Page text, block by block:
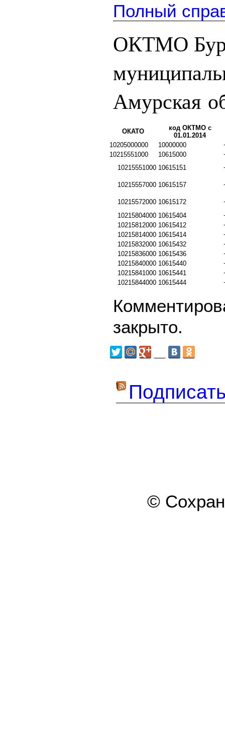
Полный
ОКТМО
Амурская
ОКАТО
код ОКТМО с
01.01.2014
10205000000
10000000
10215551000
10615000
10215551000 10615151
10215557000 10615157
10215572000 10615172
10215804000 10615404
10215812000 10615412
10215814000 10615414
10215832000 10615432
10215836000 10615436
10215840000 10615440
10215841000 10615441
10215844000 10615444
закрыто.
©